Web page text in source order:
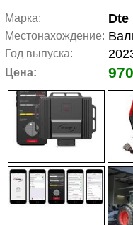
Марка: Dte
Местонахождение:
Год выпуска:
Цена: